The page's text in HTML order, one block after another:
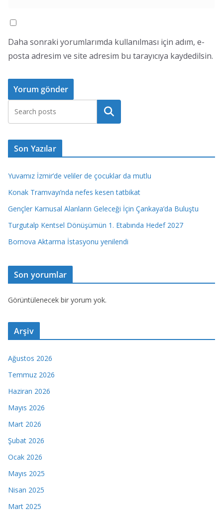
Daha sonraki yorumlarımda kullanılması için adım, e-
posta adresim ve site adresim bu tarayıcıya kaydedilsin.
Ara
Son Yazılar
Yuvamız İzmir’de veliler de çocuklar da mutlu
Konak Tramvayı’nda nefes kesen tatbikat
Gençler Kamusal Alanların Geleceği İçin Çankaya’da Buluştu
Turgutalp Kentsel Dönüşümün 1. Etabında Hedef 2027
Bornova Aktarma İstasyonu yenilendi
Son yorumlar
Görüntülenecek bir yorum yok.
Arşiv
Ağustos 2026
Temmuz 2026
Haziran 2026
Mayıs 2026
Mart 2026
Şubat 2026
Ocak 2026
Mayıs 2025
Nisan 2025
Mart 2025